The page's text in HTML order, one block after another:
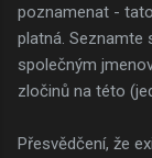
poznamenat -
platná. Seznamte
společným
zločinů na této
Přesvědčení, že